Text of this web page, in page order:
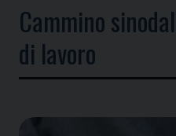
Cammino
di lavoro